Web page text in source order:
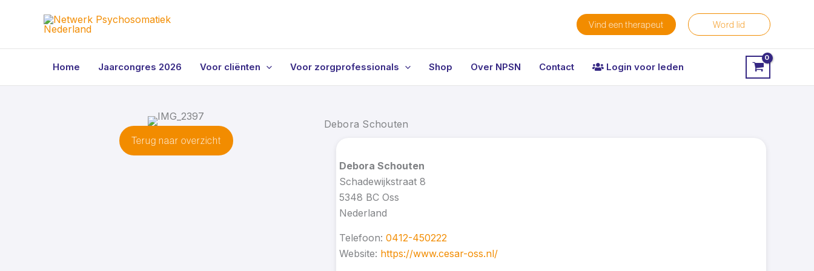
Vind een therapeut Word lid
Home Jaarcongres 2026 Voor cliënten Voor zorgprofessionals Shop Over NPSN Contact Login voor leden
Terug naar overzicht
Debora Schouten
Debora Schouten
Schadewijkstraat 8
5348 BC Oss
Nederland
Telefoon: 0412-450222
Website: https://www.cesar-oss.nl/